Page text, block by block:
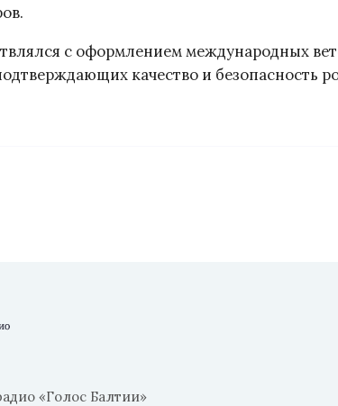
с оформлением международных
качество и безопасность
«Голос Балтии»